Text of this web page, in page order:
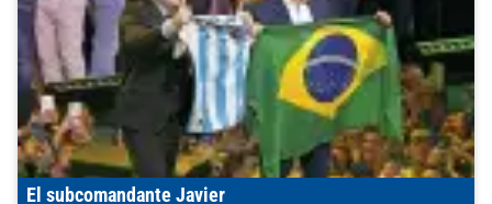
El subcomandante Javier